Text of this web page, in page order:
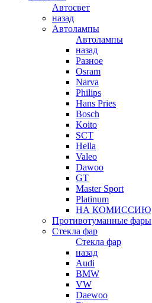
Автосвет
назад
Автолампы
Автолампы
назад
Разное
Osram
Narva
Philips
Hans Pries
Bosch
Koito
SCT
Hella
Valeo
Dawoo
GT
Master Sport
Platinum
НА КОМИССИЮ
Противотуманные фары
Стекла фар
Стекла фар
назад
Audi
BMW
VW
Daewoo